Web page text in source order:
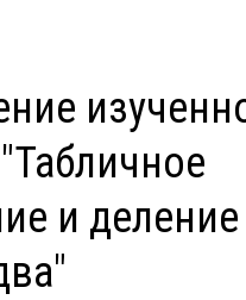
и деление